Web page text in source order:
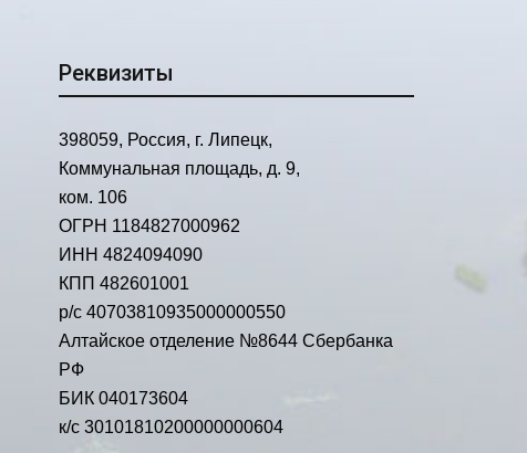
Реквизиты
398059, Россия, г. Липецк,
Коммунальная площадь, д. 9,
ком. 106
ОГРН 1184827000962
ИНН 4824094090
КПП 482601001
р/с 40703810935000000550
Алтайское отделение №8644 Сбербанка
РФ
БИК 040173604
к/с 30101810200000000604